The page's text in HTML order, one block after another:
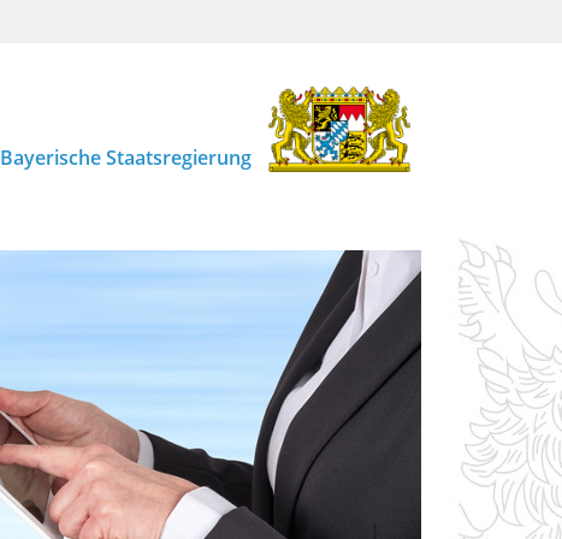
Bayerische Staatsregierung